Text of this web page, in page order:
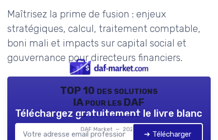
Maîtrisez la prime de fusion : enjeux
stratégiques, calcul, traitement comptable,
boni mali et impacts sur capital social et
gouvernance pour directeurs financiers.
TOP 10 des solutions
IA pour les DAF
DAF Market — 2026
Téléchargez gratuitement le livre blanc
➔ Télécharger